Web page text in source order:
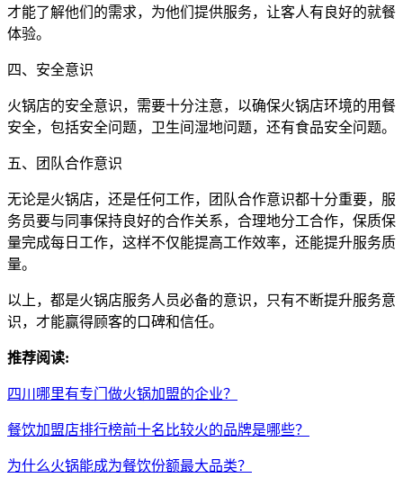
才能了解他们的需求，为他们提供服务，让客人有良好的就餐
体验。
四、安全意识
火锅店的安全意识，需要十分注意，以确保火锅店环境的用餐
安全，包括安全问题，卫生间湿地问题，还有食品安全问题。
五、团队合作意识
无论是火锅店，还是任何工作，团队合作意识都十分重要，服
务员要与同事保持良好的合作关系，合理地分工合作，保质保
量完成每日工作，这样不仅能提高工作效率，还能提升服务质
量。
以上，都是火锅店服务人员必备的意识，只有不断提升服务意
识，才能赢得顾客的口碑和信任。
推荐阅读:
四川哪里有专门做火锅加盟的企业？
餐饮加盟店排行榜前十名比较火的品牌是哪些？
为什么火锅能成为餐饮份额最大品类？